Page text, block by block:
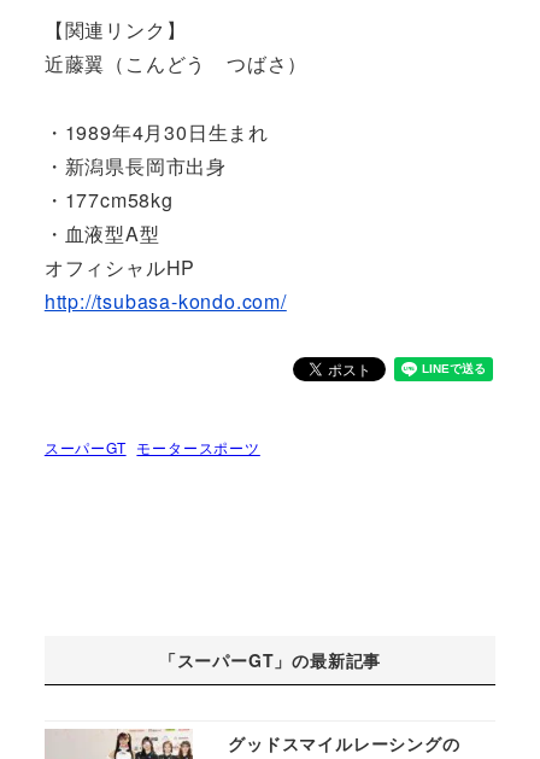
【関連リンク】
近藤翼（こんどう つばさ）
・1989年4月30日生まれ
・新潟県長岡市出身
・177cm58kg
・血液型A型
オフィシャルHP
http://tsubasa-kondo.com/
スーパーGT モータースポーツ
「スーパーGT」の最新記事
グッドスマイルレーシングの